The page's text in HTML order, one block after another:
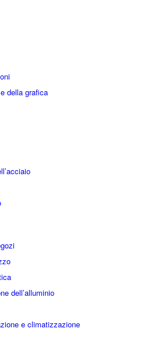
della grafica
dell’alluminio
e climatizzazione